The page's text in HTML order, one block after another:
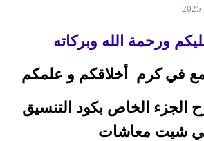
ورحمة الله وبركاته
في كرم أخلاقكم و علمكم
الجزء الخاص بكود التنسيق
شيت معاشات